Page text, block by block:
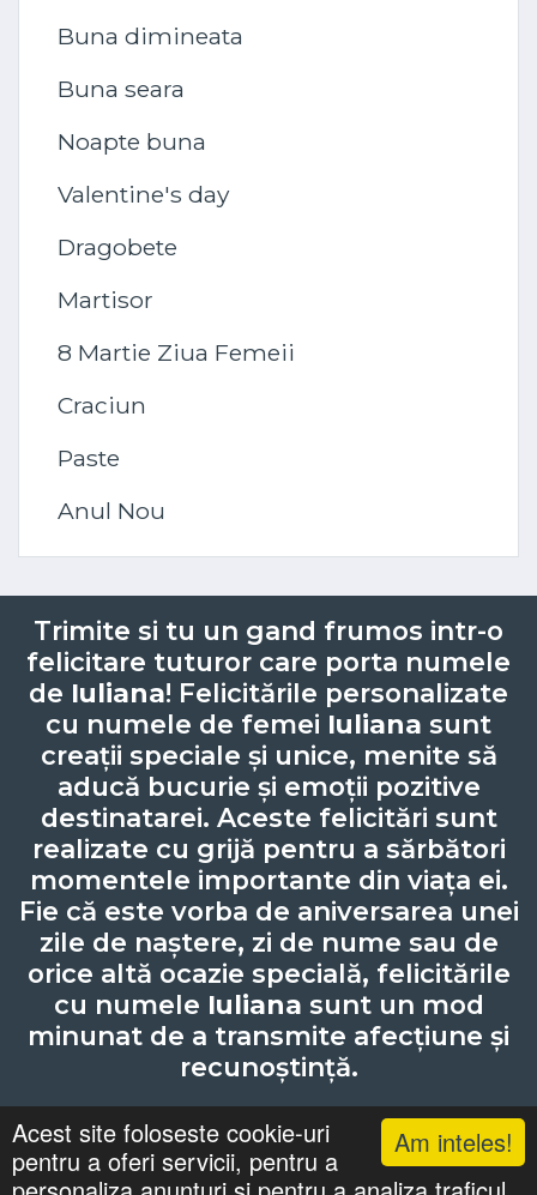
Am inteles!
Acest site foloseste cookie-uri
pentru a oferi servicii, pentru a
Buna dimineata
Buna seara
Noapte buna
Valentine's day
Dragobete
Martisor
8 Martie Ziua Femeii
Craciun
Paste
Anul Nou
Trimite si tu un gand frumos intr-o
felicitare tuturor care porta numele
de Iuliana! Felicitările personalizate
cu numele de femei Iuliana sunt
creații speciale și unice, menite să
aducă bucurie și emoții pozitive
destinatarei. Aceste felicitări sunt
realizate cu grijă pentru a sărbători
momentele importante din viața ei.
Fie că este vorba de aniversarea unei
zile de naștere, zi de nume sau de
orice altă ocazie specială, felicitările
cu numele Iuliana sunt un mod
minunat de a transmite afecțiune și
recunoștință.
Lista cu nume Căutari
Zile Onomastice